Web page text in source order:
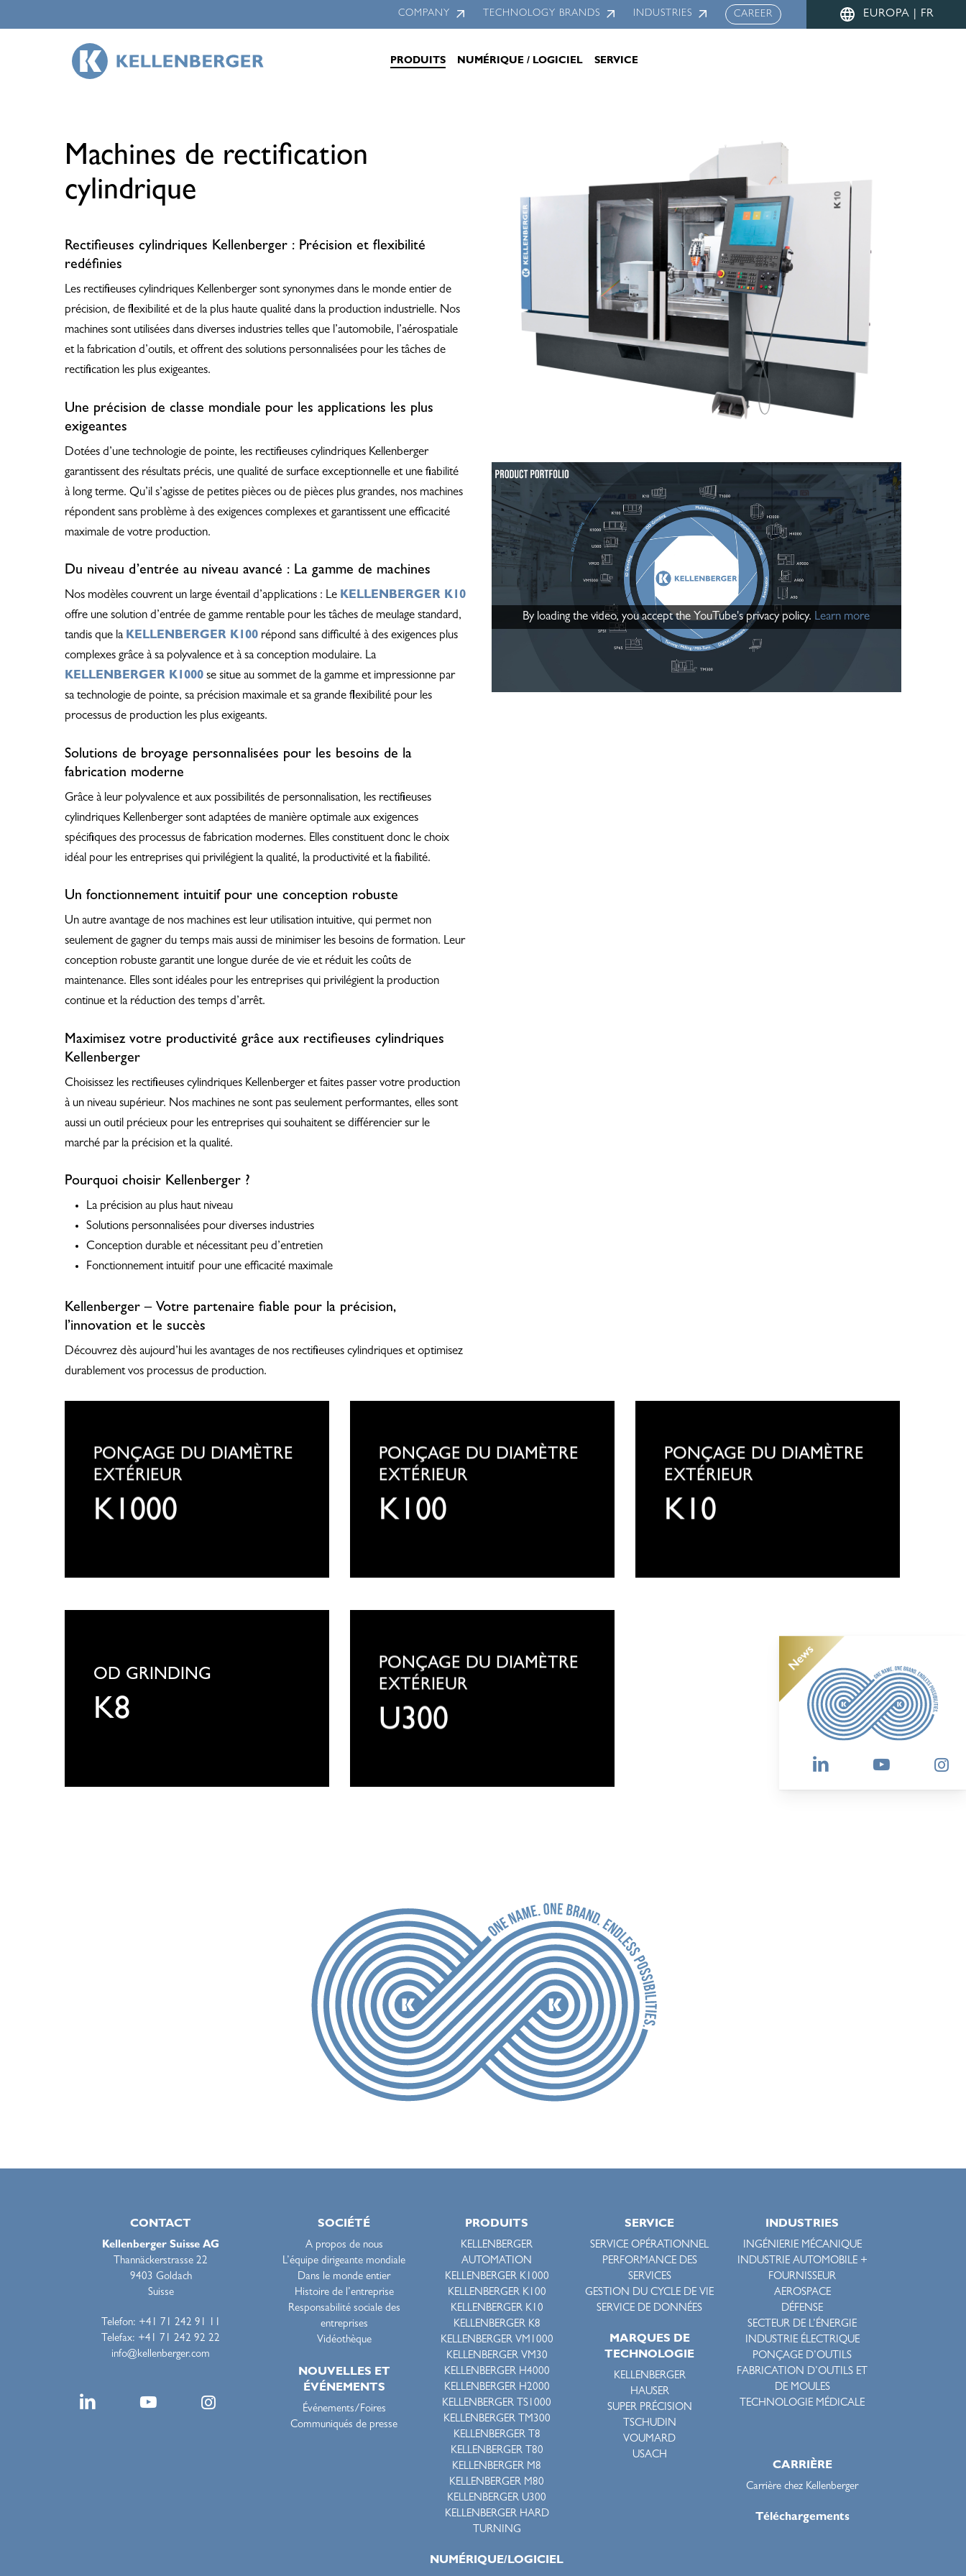
to
COMPANY TECHNOLOGY BRANDS INDUSTRIES CAREER EUROPA | FR
Hit enter to search or ESC to close
PRODUITS NUMÉRIQUE / LOGICIEL SERVICE
Machines de rectification
cylindrique
Rectifieuses cylindriques Kellenberger : Précision et flexibilité
redéfinies
Les rectifieuses cylindriques Kellenberger sont synonymes dans le monde entier de
précision, de flexibilité et de la plus haute qualité dans la production industrielle. Nos
machines sont utilisées dans diverses industries telles que l’automobile, l’aérospatiale
et la fabrication d’outils, et offrent des solutions personnalisées pour les tâches de
rectification les plus exigeantes.
Une précision de classe mondiale pour les applications les plus
exigeantes
Dotées d’une technologie de pointe, les rectifieuses cylindriques Kellenberger
garantissent des résultats précis, une qualité de surface exceptionnelle et une fiabilité
à long terme. Qu’il s’agisse de petites pièces ou de pièces plus grandes, nos machines
répondent sans problème à des exigences complexes et garantissent une efficacité
maximale de votre production.
Du niveau d’entrée au niveau avancé : La gamme de machines
Nos modèles couvrent un large éventail d’applications : Le KELLENBERGER K10
offre une solution d’entrée de gamme rentable pour les tâches de meulage standard,
tandis que la KELLENBERGER K100 répond sans difficulté à des exigences plus
complexes grâce à sa polyvalence et à sa conception modulaire. La
KELLENBERGER K1000 se situe au sommet de la gamme et impressionne par
sa technologie de pointe, sa précision maximale et sa grande flexibilité pour les
processus de production les plus exigeants.
Solutions de broyage personnalisées pour les besoins de la
fabrication moderne
Grâce à leur polyvalence et aux possibilités de personnalisation, les rectifieuses
cylindriques Kellenberger sont adaptées de manière optimale aux exigences
spécifiques des processus de fabrication modernes. Elles constituent donc le choix
idéal pour les entreprises qui privilégient la qualité, la productivité et la fiabilité.
Un fonctionnement intuitif pour une conception robuste
Un autre avantage de nos machines est leur utilisation intuitive, qui permet non
seulement de gagner du temps mais aussi de minimiser les besoins de formation. Leur
conception robuste garantit une longue durée de vie et réduit les coûts de
maintenance. Elles sont idéales pour les entreprises qui privilégient la production
continue et la réduction des temps d’arrêt.
Maximisez votre productivité grâce aux rectifieuses cylindriques
Kellenberger
Choisissez les rectifieuses cylindriques Kellenberger et faites passer votre production
à un niveau supérieur. Nos machines ne sont pas seulement performantes, elles sont
aussi un outil précieux pour les entreprises qui souhaitent se différencier sur le
marché par la précision et la qualité.
Pourquoi choisir Kellenberger ?
La précision au plus haut niveau
Solutions personnalisées pour diverses industries
Conception durable et nécessitant peu d’entretien
Fonctionnement intuitif pour une efficacité maximale
Kellenberger – Votre partenaire fiable pour la précision,
l’innovation et le succès
Découvrez dès aujourd’hui les avantages de nos rectifieuses cylindriques et optimisez
durablement vos processus de production.
By loading the video, you accept the YouTube's privacy policy. Learn more
PONÇAGE DU DIAMÈTRE
EXTÉRIEUR
K1000
PONÇAGE DU DIAMÈTRE
EXTÉRIEUR
K100
PONÇAGE DU DIAMÈTRE
EXTÉRIEUR
K10
OD GRINDING
K8
PONÇAGE DU DIAMÈTRE
EXTÉRIEUR
U300
CONTACT
Kellenberger Suisse AG
Thannäckerstrasse 22
9403 Goldach
Suisse
Telefon: +41 71 242 91 11
Telefax: +41 71 242 92 22
info@kellenberger.com
SOCIÉTÉ
A propos de nous
L’équipe dirigeante mondiale
Dans le monde entier
Histoire de l’entreprise
Responsabilité sociale des
entreprises
Vidéothèque
NOUVELLES ET
ÉVÉNEMENTS
Événements/Foires
Communiqués de presse
PRODUITS
KELLENBERGER
AUTOMATION
KELLENBERGER K1000
KELLENBERGER K100
KELLENBERGER K10
KELLENBERGER K8
KELLENBERGER VM1000
KELLENBERGER VM30
KELLENBERGER H4000
KELLENBERGER H2000
KELLENBERGER TS1000
KELLENBERGER TM300
KELLENBERGER T8
KELLENBERGER T80
KELLENBERGER M8
KELLENBERGER M80
KELLENBERGER U300
KELLENBERGER HARD
TURNING
NUMÉRIQUE/LOGICIEL
SERVICE
SERVICE OPÉRATIONNEL
PERFORMANCE DES
SERVICES
GESTION DU CYCLE DE VIE
SERVICE DE DONNÉES
MARQUES DE
TECHNOLOGIE
KELLENBERGER
HAUSER
SUPER PRÉCISION
TSCHUDIN
VOUMARD
USACH
INDUSTRIES
INGÉNIERIE MÉCANIQUE
INDUSTRIE AUTOMOBILE +
FOURNISSEUR
AEROSPACE
DÉFENSE
SECTEUR DE L’ÉNERGIE
INDUSTRIE ÉLECTRIQUE
PONÇAGE D’OUTILS
FABRICATION D’OUTILS ET
DE MOULES
TECHNOLOGIE MÉDICALE
CARRIÈRE
Carrière chez Kellenberger
Téléchargements
Menu